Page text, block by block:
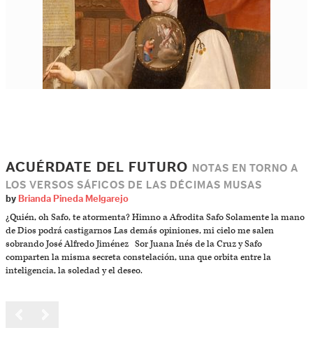
ACUÉRDATE DEL FUTURO
NOTAS EN TORNO A
LOS VERSOS SÁFICOS DE LAS DÉCIMAS MUSAS
by Brianda Pineda Melgarejo
¿Quién, oh Safo, te atormenta? Himno a Afrodita Safo Solamente la mano
de Dios podrá castigarnos Las demás opiniones, mi cielo me salen
sobrando José Alfredo Jiménez Sor Juana Inés de la Cruz y Safo
comparten la misma secreta constelación, una que orbita entre la
inteligencia, la soledad y el deseo.